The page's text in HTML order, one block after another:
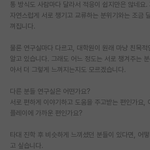
임용 정보 게시판
취업 게시판
PI 전용 게시판
인문사회 계열 게시판
특수/전문대학원 게시판
통 방식도 사람마다 달라서 적응이 쉽지만은 않네요.
자연스럽게 서로 챙기고 교류하는 분위기와는 조금
껴집니다.
물론 연구실마다 다르고, 대학원이 원래 마냥 친목적
알고 있습니다. 그래도 어느 정도는 서로 챙겨주는
아서 더 그렇게 느껴지는지도 모르겠습니다.
다른 분들 연구실은 어떤가요?
서로 편하게 이야기하고 도움을 주고받는 편인가요,
플레이에 가까운 편인가요?
타대 진학 후 비슷하게 느끼셨던 분들이 있다면, 어
고 싶습니다.